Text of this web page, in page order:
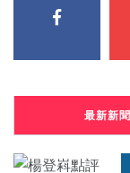
最新新聞